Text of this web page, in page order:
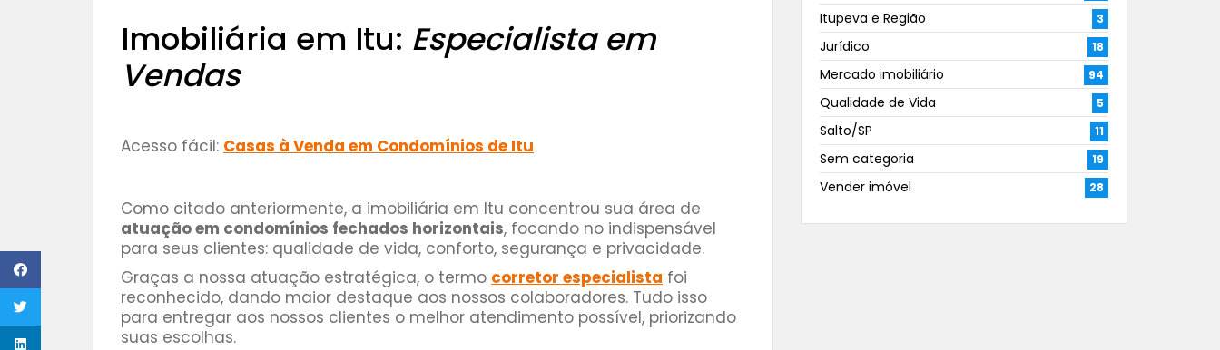
Imobiliária em Itu: Especialista em
Vendas
Acesso fácil: Casas à Venda em Condomínios de Itu
Como citado anteriormente, a imobiliária em Itu concentrou sua área de
atuação em condomínios fechados horizontais, focando no indispensável
para seus clientes: qualidade de vida, conforto, segurança e privacidade.
Graças a nossa atuação estratégica, o termo corretor especialista foi
reconhecido, dando maior destaque aos nossos colaboradores. Tudo isso
para entregar aos nossos clientes o melhor atendimento possível, priorizando
suas escolhas.
Itupeva e Região 3
Jurídico 18
Mercado imobiliário 94
Qualidade de Vida 5
Salto/SP 11
Sem categoria 19
Vender imóvel 28